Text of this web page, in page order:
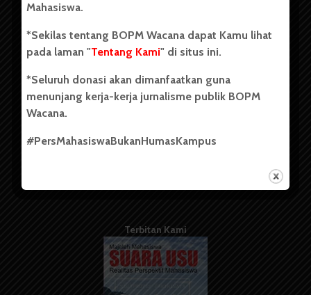
Kontribusi
Info Iklan
Pedoman Media Siber
Kode Etik Jurnalistik
Terbitan Kami
Mahasiswa.
*Sekilas tentang BOPM Wacana dapat Kamu lihat
pada laman "Tentang Kami" di situs ini.
*Seluruh donasi akan dimanfaatkan guna
menunjang kerja-kerja jurnalisme publik BOPM
Wacana.
#PersMahasiswaBukanHumasKampus